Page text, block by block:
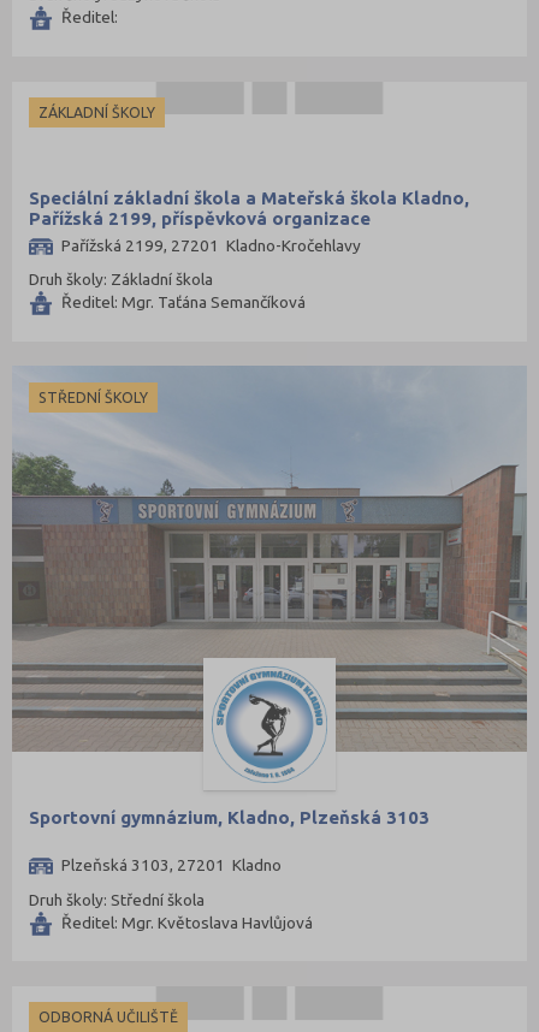
Ředitel:
ZÁKLADNÍ ŠKOLY
Speciální základní škola a Mateřská škola Kladno,
Pařížská 2199, příspěvková organizace
Pařížská 2199, 27201 Kladno-Kročehlavy
Druh školy: Základní škola
Ředitel: Mgr. Taťána Semančíková
STŘEDNÍ ŠKOLY
Sportovní gymnázium, Kladno, Plzeňská 3103
Plzeňská 3103, 27201 Kladno
Druh školy: Střední škola
Ředitel: Mgr. Květoslava Havlůjová
ODBORNÁ UČILIŠTĚ